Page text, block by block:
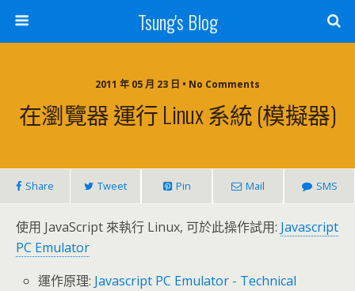
Tsung's Blog
2011 年 05 月 23 日 • No Comments
在瀏覽器 運行 Linux 系統 (模擬器)
Share Tweet Pin Mail SMS
使用 JavaScript 來執行 Linux, 可於此操作試用: Javascript
PC Emulator
運作原理: Javascript PC Emulator - Technical